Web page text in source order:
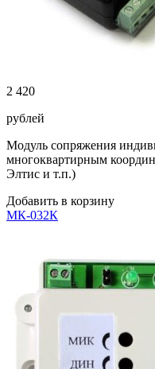
2 420
рублей
Модуль сопряжения
многоквартирным
Элтис и т.п.)
Добавить в корзину
МК-032К